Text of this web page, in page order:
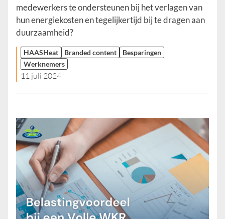
medewerkers te ondersteunen bij het verlagen van
hun energiekosten en tegelijkertijd bij te dragen aan
duurzaamheid?
HAASHeat Branded content
Besparingen
Werknemers
11 juli 2024